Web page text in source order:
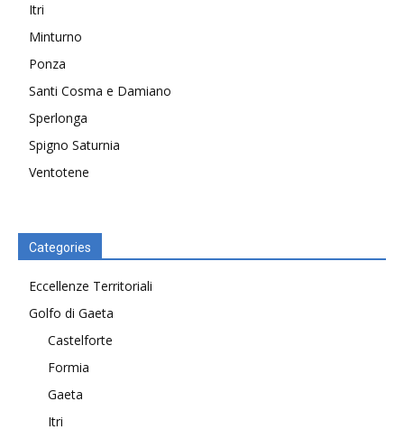
Itri
Minturno
Ponza
Santi Cosma e Damiano
Sperlonga
Spigno Saturnia
Ventotene
Categories
Eccellenze Territoriali
Golfo di Gaeta
Castelforte
Formia
Gaeta
Itri